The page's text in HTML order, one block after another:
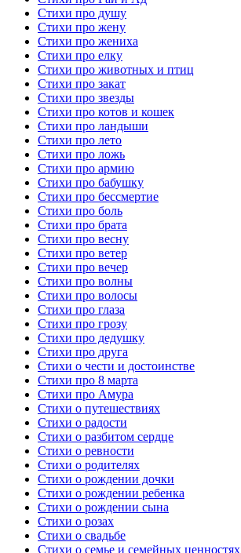
Стихи про душу
Стихи про жену
Стихи про жениха
Стихи про елку
Стихи про животных и птиц
Стихи про закат
Стихи про звезды
Стихи про котов и кошек
Стихи про ландыши
Стихи про лето
Стихи про ложь
Стихи про армию
Стихи про бабушку
Стихи про бессмертие
Стихи про боль
Стихи про брата
Стихи про весну
Стихи про ветер
Стихи про вечер
Стихи про волны
Стихи про волосы
Стихи про глаза
Стихи про грозу
Стихи про дедушку
Стихи про друга
Стихи о чести и достоинстве
Стихи про 8 марта
Стихи про Амура
Стихи о путешествиях
Стихи о радости
Стихи о разбитом сердце
Стихи о ревности
Стихи о родителях
Стихи о рождении дочки
Стихи о рождении ребенка
Стихи о рождении сына
Стихи о розах
Стихи о свадьбе
Стихи о семье и семейных ценностях